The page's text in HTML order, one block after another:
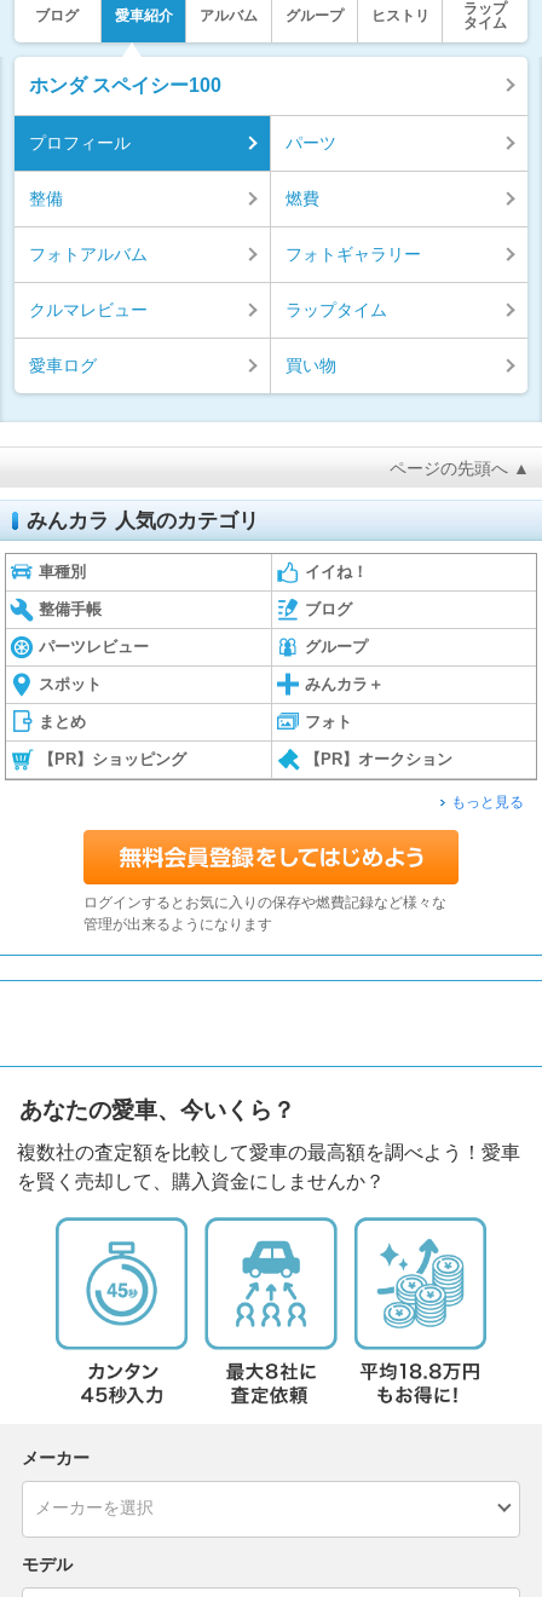
ブログ 愛車紹介 アルバム グループ ヒストリ
ラップ
タイム
ホンダ スペイシー100
プロフィール パーツ
整備 燃費
フォトアルバム フォトギャラリー
クルマレビュー ラップタイム
愛車ログ 買い物
ページの先頭へ ▲
みんカラ 人気のカテゴリ
車種別 イイね！
整備手帳 ブログ
パーツレビュー グループ
スポット みんカラ＋
まとめ フォト
【PR】ショッピング 【PR】オークション
もっと見る
ログインするとお気に入りの保存や燃費記録など様々な
管理が出来るようになります
あなたの愛車、今いくら？
複数社の査定額を比較して愛車の最高額を調べよう！愛車
を賢く売却して、購入資金にしませんか？
メーカー
モデル